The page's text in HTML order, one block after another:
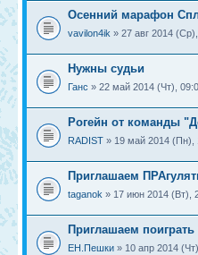
Осенний марафон
vavilon4ik » 27 авг 2014
Нужны судьи
Ганс » 22 май 2014 (Чт),
Рогейн от команды
RADIST » 19 май 2014 (Пн),
Приглашаем
taganok » 17 июн 2014 (Вт),
Приглашаем
ЕН.Пешки » 10 апр 2014